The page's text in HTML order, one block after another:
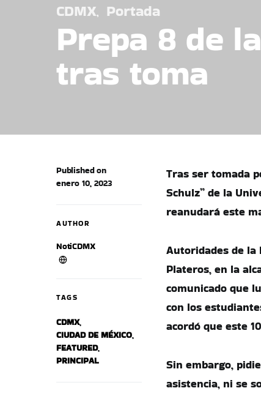
CDMX Portada
Prepa 8 de
tras toma
Published on
enero 10, 2023
AUTHOR
NotiCDMX
TAGS
CDMX,
CIUDAD DE MÉXICO,
FEATURED,
PRINCIPAL
Tras ser tomada
Schulz” de la
reanudará este
Autoridades de la
Plateros, en la
comunicado que
con los
acordó que este
Sin embargo,
asistencia, ni se